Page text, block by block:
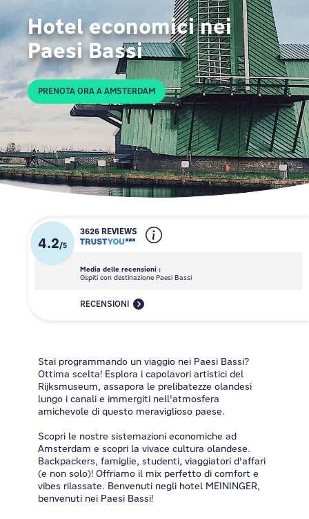
Hotel economici nei
Paesi Bassi
PRENOTA ORA A AMSTERDAM
4.2/5
3626 REVIEWS
Media delle recensioni :
Ospiti con destinazione Paesi Bassi
RECENSIONI
Stai programmando un viaggio nei Paesi Bassi?
Ottima scelta! Esplora i capolavori artistici del
Rijksmuseum, assapora le prelibatezze olandesi
lungo i canali e immergiti nell'atmosfera
amichevole di questo meraviglioso paese.
Scopri le nostre sistemazioni economiche ad
Amsterdam e scopri la vivace cultura olandese.
Backpackers, famiglie, studenti, viaggiatori d'affari
(e non solo)! Offriamo il mix perfetto di comfort e
vibes rilassate. Benvenuti negli hotel MEININGER,
benvenuti nei Paesi Bassi!